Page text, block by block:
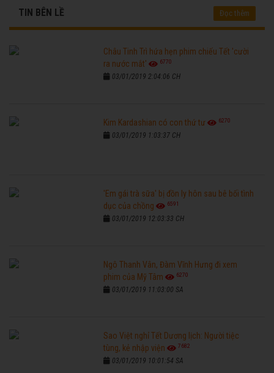
TIN BÊN LỀ Đọc thêm
Châu Tinh Trì hứa hẹn phim chiếu Tết 'cười
ra nước mắt'
6770
03/01/2019 2:04:06 CH
Kim Kardashian có con thứ tư 6270
03/01/2019 1:03:37 CH
'Em gái trà sữa' bị đồn ly hôn sau bê bối tình
dục của chồng
6591
03/01/2019 12:03:33 CH
Ngô Thanh Vân, Đàm Vĩnh Hưng đi xem
phim của Mỹ Tâm
6270
03/01/2019 11:03:00 SA
Sao Việt nghỉ Tết Dương lịch: Người tiệc
tùng, kẻ nhập viện
7682
03/01/2019 10:01:54 SA